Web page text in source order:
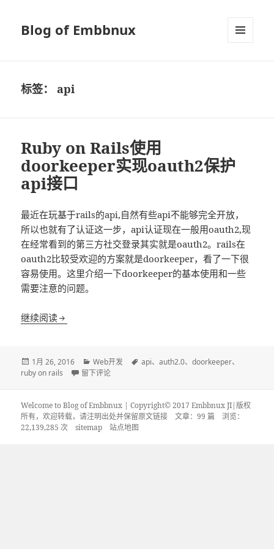
Blog of Embbnux
标签： api
Ruby on Rails使用
doorkeeper实现oauth2保护
api接口
最近在玩基于rails的api,自然有些api不能够完全开放，
所以也就有了认证这一步，api认证现在一般用oauth2,现
在经常看到的第三方社交登录其实就是oauth2。rails在
oauth2比较受欢迎的方案就是doorkeeper，看了一下很
容易使用。这里介绍一下doorkeeper的基本使用和一些
需要注意的问题。
继续阅读Ruby on Rails使用doorkeeper实现oauth2保护api
发
布
1月 26, 2016
分
类
Web开发
标
api、auth2.0、doorkeeper、
ruby on rails
于Ruby on Rails使用doorkeeper实现oauth2保护api接口
留下评论
Welcome to Blog of Embbnux | Copyright© 2017 Embbnux JI|版权
所有，欢迎转载，请注明出处并保留原文链接 文章：99 篇 浏览：
22,139,285 次sitemap 站点地图